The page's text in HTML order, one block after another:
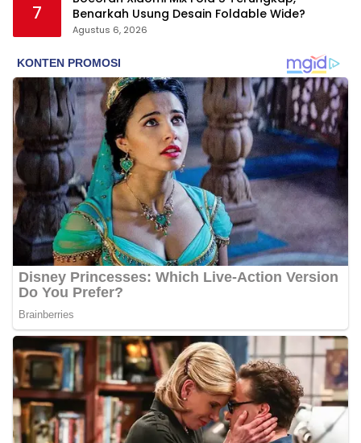
7
Benarkah Usung Desain Foldable Wide?
Agustus 6, 2026